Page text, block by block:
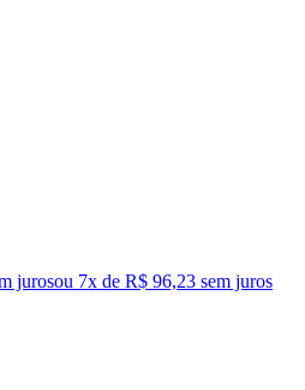
jurosou 7x de R$ 96,23 sem juros